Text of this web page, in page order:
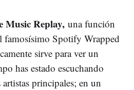
Music Replay, una función
famosísimo Spotify Wrapped
sirve para ver un
has estado escuchando
principales; en un